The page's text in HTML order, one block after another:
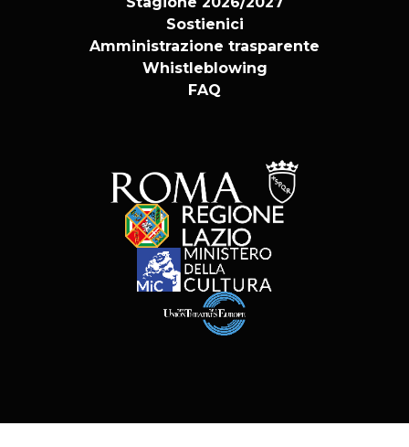
Sostienici
Amministrazione trasparente
Whistleblowing
FAQ